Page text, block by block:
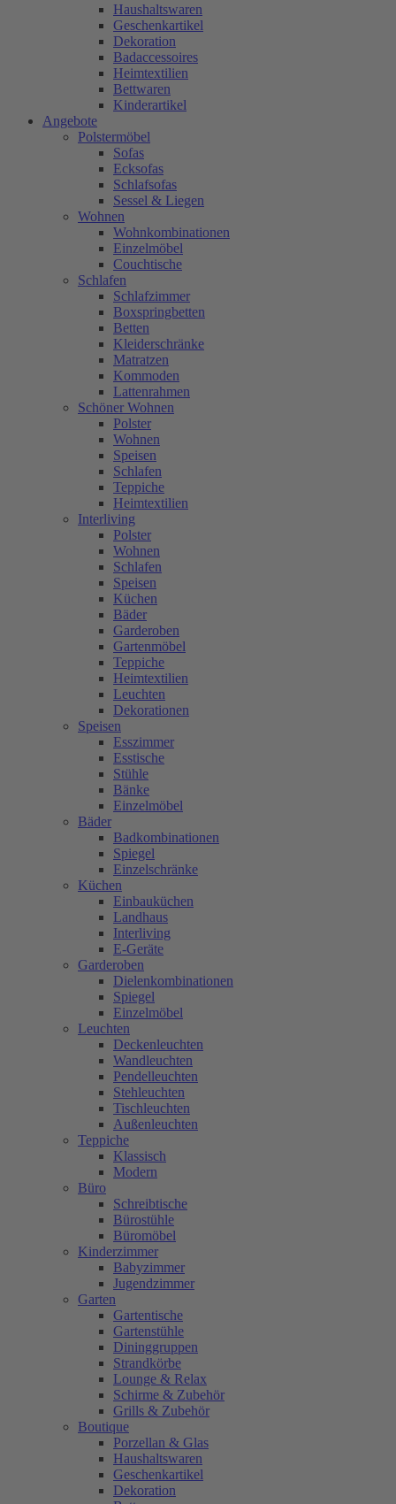
Haushaltswaren
Geschenkartikel
Dekoration
Badaccessoires
Heimtextilien
Bettwaren
Kinderartikel
Angebote
Polstermöbel
Sofas
Ecksofas
Schlafsofas
Sessel & Liegen
Wohnen
Wohnkombinationen
Einzelmöbel
Couchtische
Schlafen
Schlafzimmer
Boxspringbetten
Betten
Kleiderschränke
Matratzen
Kommoden
Lattenrahmen
Schöner Wohnen
Polster
Wohnen
Speisen
Schlafen
Teppiche
Heimtextilien
Interliving
Polster
Wohnen
Schlafen
Speisen
Küchen
Bäder
Garderoben
Gartenmöbel
Teppiche
Heimtextilien
Leuchten
Dekorationen
Speisen
Esszimmer
Esstische
Stühle
Bänke
Einzelmöbel
Bäder
Badkombinationen
Spiegel
Einzelschränke
Küchen
Einbauküchen
Landhaus
Interliving
E-Geräte
Garderoben
Dielenkombinationen
Spiegel
Einzelmöbel
Leuchten
Deckenleuchten
Wandleuchten
Pendelleuchten
Stehleuchten
Tischleuchten
Außenleuchten
Teppiche
Klassisch
Modern
Büro
Schreibtische
Bürostühle
Büromöbel
Kinderzimmer
Babyzimmer
Jugendzimmer
Garten
Gartentische
Gartenstühle
Dininggruppen
Strandkörbe
Lounge & Relax
Schirme & Zubehör
Grills & Zubehör
Boutique
Porzellan & Glas
Haushaltswaren
Geschenkartikel
Dekoration